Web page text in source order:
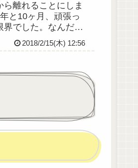
ら離れることにしま
と10ヶ月、頑張っ
界でした。なんだ
ぽっかり大きな穴が
じ。でも、最終的に
わけじゃないけど、
は看護師じゃなくな
2018/2/15(木) 12:56